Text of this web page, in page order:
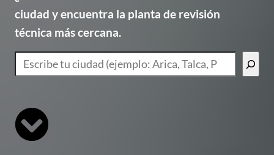
ciudad y encuentra la planta de revisión
técnica más cercana.
Buscar